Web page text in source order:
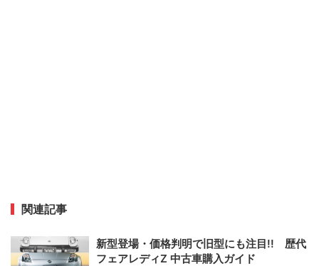
関連記事
新型登場・価格判明で旧型にも注目!! 歴代
フェアレディZ 中古車購入ガイド